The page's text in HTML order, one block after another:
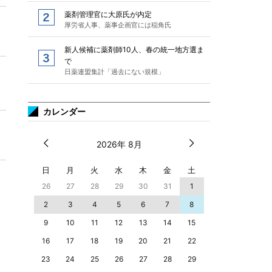
薬剤管理官に大原氏が内定
厚労省人事、薬事企画官には稲角氏
新人候補に薬剤師10人、春の統一地方選ま
で
日薬連盟集計「過去にない規模」
カレンダー
2026年 8月
日 月 火 水 木 金 土
26 27 28 29 30 31
1
2
3 4 5 6 7
8
9
10 11 12 13 14
15
16
17 18 19 20 21
22
23
24 25 26 27 28 29